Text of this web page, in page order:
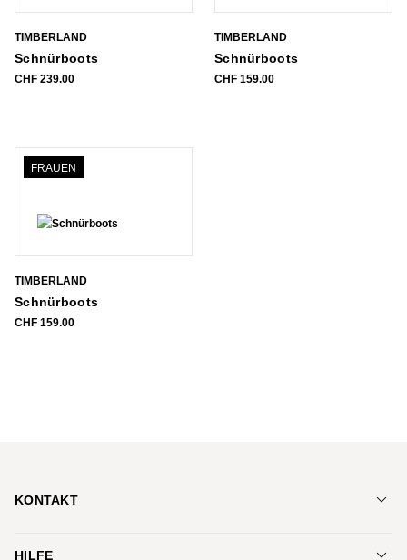
TIMBERLAND
Schnürboots
CHF 239.00
TIMBERLAND
Schnürboots
CHF 159.00
FRAUEN
TIMBERLAND
Schnürboots
CHF 159.00
KONTAKT
HILFE